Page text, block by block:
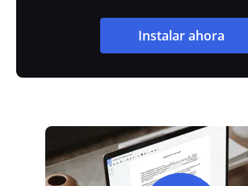
Instalar ahora